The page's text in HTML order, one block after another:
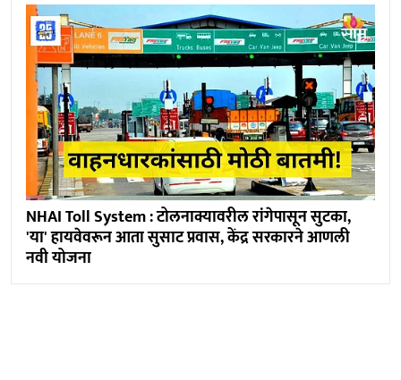
NHAI Toll System : टोलनाक्यावरील रांगेपासून सुटका,
'या' हायवेवरून आता सुसाट प्रवास, केंद्र सरकारने आणली
नवी योजना